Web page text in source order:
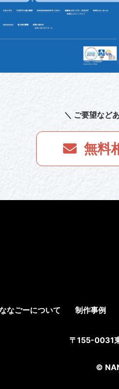
＼ ご要望など
無料
なごーについて 制作事例
〒155-0031
©